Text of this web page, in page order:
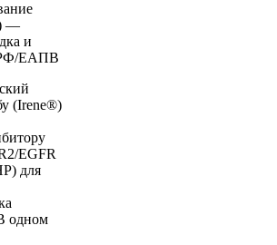
—
и
РФ/ЕАПВ
(Irene®)
EGFR
для
одном